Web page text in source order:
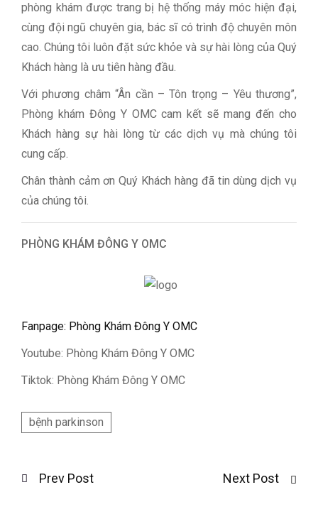
phòng khám được trang bị hệ thống máy móc hiện đại,
cùng đội ngũ chuyên gia, bác sĩ có trình độ chuyên môn
cao. Chúng tôi luôn đặt sức khỏe và sự hài lòng của Quý
Khách hàng là ưu tiên hàng đầu.
Với phương châm “Ân cần – Tôn trọng – Yêu thương”,
Phòng khám Đông Y OMC cam kết sẽ mang đến cho
Khách hàng sự hài lòng từ các dịch vụ mà chúng tôi
cung cấp.
Chân thành cảm ơn Quý Khách hàng đã tin dùng dịch vụ
của chúng tôi.
PHÒNG KHÁM ĐÔNG Y OMC
Fanpage: Phòng Khám Đông Y OMC
Youtube: Phòng Khám Đông Y OMC
Tiktok: Phòng Khám Đông Y OMC
bệnh parkinson
Prev Post Next Post